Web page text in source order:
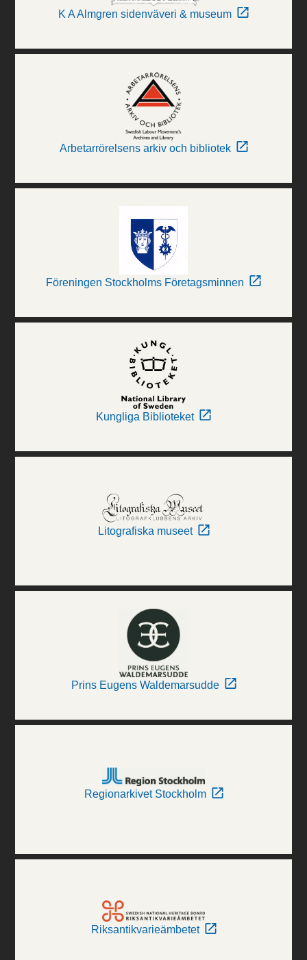
K A Almgren sidenväveri & museum
Arbetarrörelsens arkiv och bibliotek
Föreningen Stockholms Företagsminnen
Kungliga Biblioteket
Litografiska museet
Prins Eugens Waldemarsudde
Regionarkivet Stockholm
Riksantikvarieämbetet